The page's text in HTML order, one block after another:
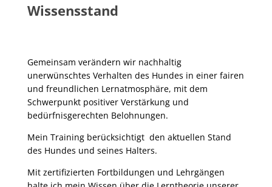
Wissensstand
Gemeinsam verändern wir nachhaltig
unerwünschtes Verhalten des Hundes in einer fairen
und freundlichen Lernatmosphäre, mit dem
Schwerpunkt positiver Verstärkung und
bedürfnisgerechten Belohnungen.
Mein Training berücksichtigt den aktuellen Stand
des Hundes und seines Halters.
Mit zertifizierten Fortbildungen und Lehrgängen